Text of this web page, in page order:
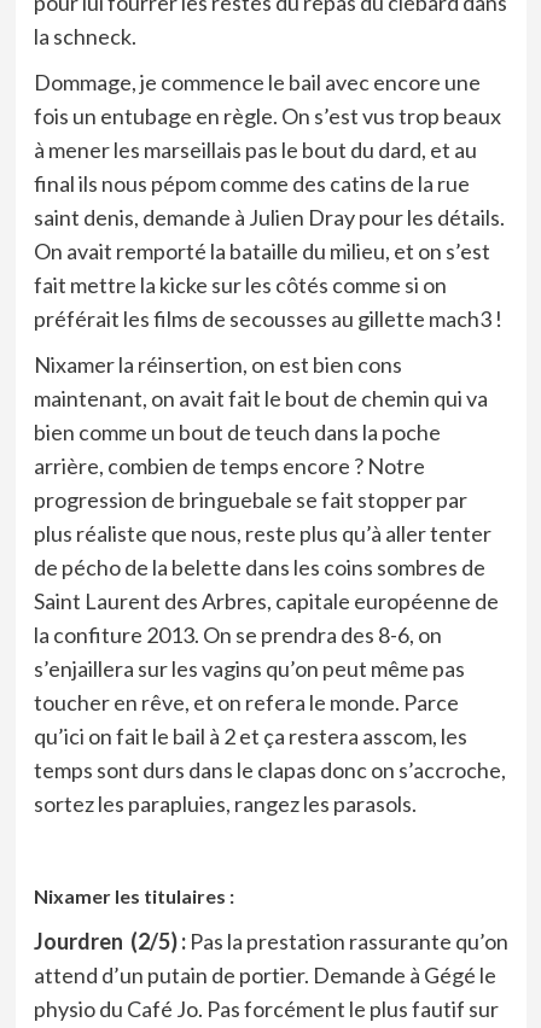
la schneck.
Dommage, je commence le bail avec encore une
fois un entubage en règle. On s’est vus trop beaux
à mener les marseillais pas le bout du dard, et au
final ils nous pépom comme des catins de la rue
saint denis, demande à Julien Dray pour les détails.
On avait remporté la bataille du milieu, et on s’est
fait mettre la kicke sur les côtés comme si on
préférait les films de secousses au gillette mach3 !
Nixamer la réinsertion, on est bien cons
maintenant, on avait fait le bout de chemin qui va
bien comme un bout de teuch dans la poche
arrière, combien de temps encore ? Notre
progression de bringuebale se fait stopper par
plus réaliste que nous, reste plus qu’à aller tenter
de pécho de la belette dans les coins sombres de
Saint Laurent des Arbres, capitale européenne de
la confiture 2013. On se prendra des 8-6, on
s’enjaillera sur les vagins qu’on peut même pas
toucher en rêve, et on refera le monde. Parce
qu’ici on fait le bail à 2 et ça restera asscom, les
temps sont durs dans le clapas donc on s’accroche,
sortez les parapluies, rangez les parasols.
Nixamer les titulaires :
Jourdren (2/5) :Pas la prestation rassurante qu’on
attend d’un putain de portier. Demande à Gégé le
physio du Café Jo. Pas forcément le plus fautif sur